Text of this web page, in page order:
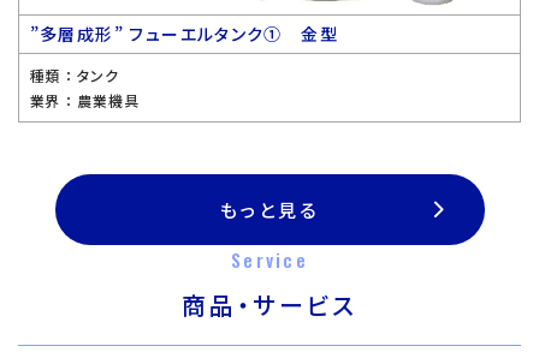
”多層成形” フューエルタンク① 金型
種類 ： タンク
業界 ： 農業機具
もっと見る
Service
商品・サービス